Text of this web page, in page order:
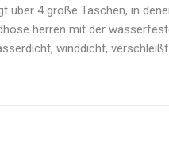
über 4 große Taschen, in
herren mit der
winddicht,